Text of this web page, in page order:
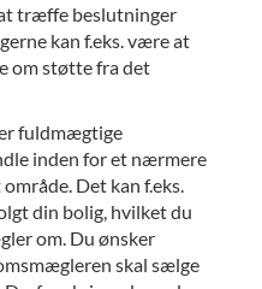
træffe beslutninger
kan f.eks. være at
om støtte fra det
fuldmægtige
inden for et nærmere
Det kan f.eks.
din bolig, hvilket du
om. Du ønsker
skal sælge